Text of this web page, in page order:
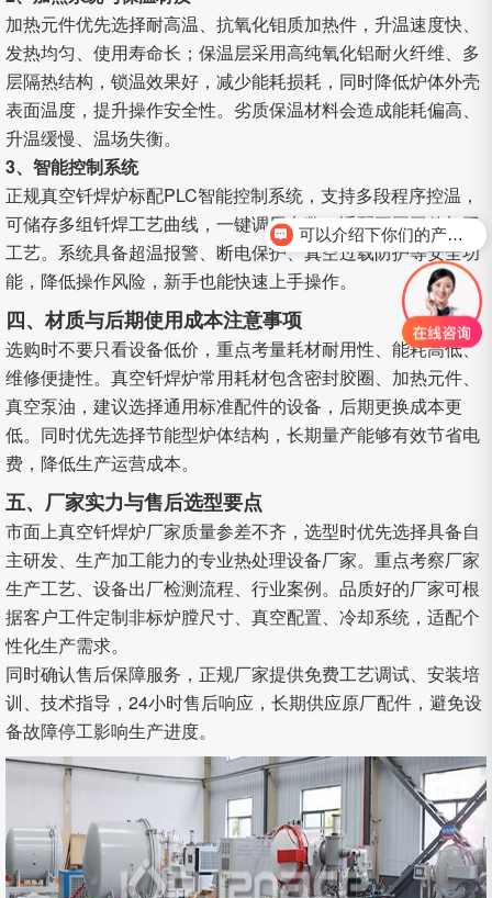
加热元件优先选择耐高温、抗氧化钼质加热件，升温速度快、
发热均匀、使用寿命长；保温层采用高纯氧化铝耐火纤维、多
层隔热结构，锁温效果好，减少能耗损耗，同时降低炉体外壳
表面温度，提升操作安全性。劣质保温材料会造成能耗偏高、
升温缓慢、温场失衡。
3、智能控制系统
正规真空钎焊炉标配PLC智能控制系统，支持多段程序控温，
可储存多组钎焊工艺曲线，一键调用参数，适配不同工件加工
工艺。系统具备超温报警、断电保护、真空过载防护等安全功
能，降低操作风险，新手也能快速上手操作。
四、材质与后期使用成本注意事项
选购时不要只看设备低价，重点考量耗材耐用性、能耗高低、
维修便捷性。真空钎焊炉常用耗材包含密封胶圈、加热元件、
真空泵油，建议选择通用标准配件的设备，后期更换成本更
低。同时优先选择节能型炉体结构，长期量产能够有效节省电
费，降低生产运营成本。
五、厂家实力与售后选型要点
市面上真空钎焊炉厂家质量参差不齐，选型时优先选择具备自
主研发、生产加工能力的专业热处理设备厂家。重点考察厂家
生产工艺、设备出厂检测流程、行业案例。品质好的厂家可根
据客户工件定制非标炉膛尺寸、真空配置、冷却系统，适配个
性化生产需求。
同时确认售后保障服务，正规厂家提供免费工艺调试、安装培
训、技术指导，24小时售后响应，长期供应原厂配件，避免设
备故障停工影响生产进度。
可以介绍下你们的产品么？
想了解这款设备配置